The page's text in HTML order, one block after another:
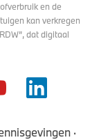
en de
kan verkregen
dat digitaal